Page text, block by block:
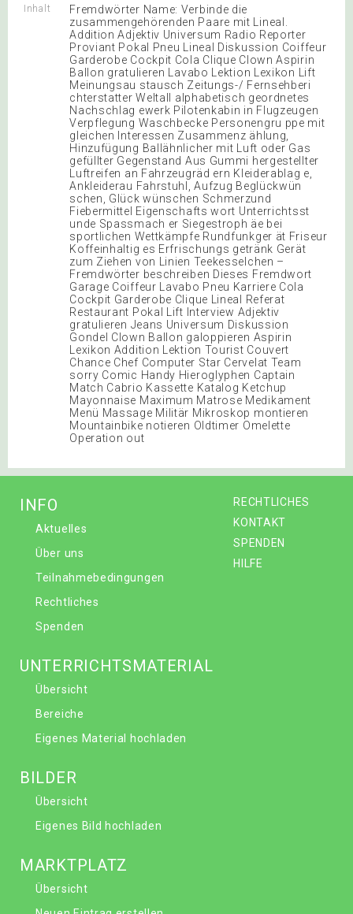
Inhalt
Fremdwörter Name: Verbinde die
zusammengehörenden Paare mit Lineal.
Addition Adjektiv Universum Radio Reporter
Proviant Pokal Pneu Lineal Diskussion Coiffeur
Garderobe Cockpit Cola Clique Clown Aspirin
Ballon gratulieren Lavabo Lektion Lexikon Lift
Meinungsau stausch Zeitungs-/ Fernsehberi
chterstatter Weltall alphabetisch geordnetes
Nachschlag ewerk Pilotenkabin in Flugzeugen
Verpflegung Waschbecke Personengru ppe mit
gleichen Interessen Zusammenz ählung,
Hinzufügung Ballähnlicher mit Luft oder Gas
gefüllter Gegenstand Aus Gummi hergestellter
Luftreifen an Fahrzeugräd ern Kleiderablag e,
Ankleiderau Fahrstuhl, Aufzug Beglückwün
schen, Glück wünschen Schmerzund
Fiebermittel Eigenschafts wort Unterrichtsst
unde Spassmach er Siegestroph äe bei
sportlichen Wettkämpfe Rundfunkger ät Friseur
Koffeinhaltig es Erfrischungs getränk Gerät
zum Ziehen von Linien Teekesselchen –
Fremdwörter beschreiben Dieses Fremdwort
Garage Coiffeur Lavabo Pneu Karriere Cola
Cockpit Garderobe Clique Lineal Referat
Restaurant Pokal Lift Interview Adjektiv
gratulieren Jeans Universum Diskussion
Gondel Clown Ballon galoppieren Aspirin
Lexikon Addition Lektion Tourist Couvert
Chance Chef Computer Star Cervelat Team
sorry Comic Handy Hieroglyphen Captain
Match Cabrio Kassette Katalog Ketchup
Mayonnaise Maximum Matrose Medikament
Menü Massage Militär Mikroskop montieren
Mountainbike notieren Oldtimer Omelette
Operation out
RECHTLICHES
KONTAKT
SPENDEN
HILFE
INFO
Aktuelles
Über uns
Teilnahmebedingungen
Rechtliches
Spenden
UNTERRICHTSMATERIAL
Übersicht
Bereiche
Eigenes Material hochladen
BILDER
Übersicht
Eigenes Bild hochladen
MARKTPLATZ
Übersicht